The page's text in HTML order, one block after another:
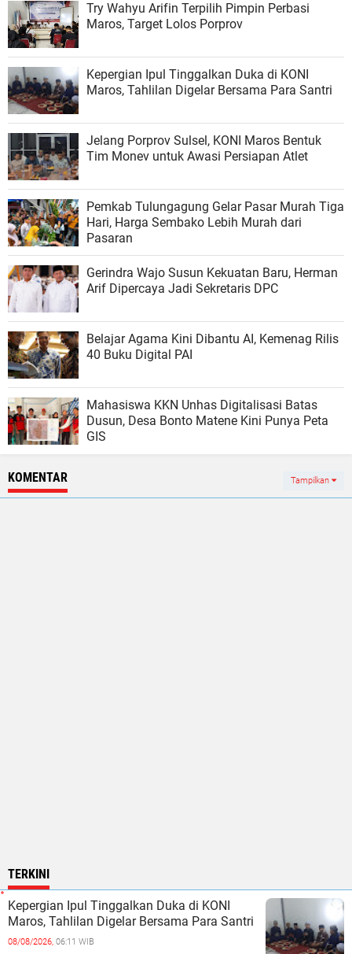
Try Wahyu Arifin Terpilih Pimpin Perbasi
Maros, Target Lolos Porprov
Kepergian Ipul Tinggalkan Duka di KONI
Maros, Tahlilan Digelar Bersama Para Santri
Jelang Porprov Sulsel, KONI Maros Bentuk
Tim Monev untuk Awasi Persiapan Atlet
Pemkab Tulungagung Gelar Pasar Murah Tiga
Hari, Harga Sembako Lebih Murah dari
Pasaran
Gerindra Wajo Susun Kekuatan Baru, Herman
Arif Dipercaya Jadi Sekretaris DPC
Belajar Agama Kini Dibantu AI, Kemenag Rilis
40 Buku Digital PAI
Mahasiswa KKN Unhas Digitalisasi Batas
Dusun, Desa Bonto Matene Kini Punya Peta
GIS
KOMENTAR Tampilkan
TERKINI
Kepergian Ipul Tinggalkan Duka di KONI
Maros, Tahlilan Digelar Bersama Para Santri
08/08/2026, 06:11 WIB